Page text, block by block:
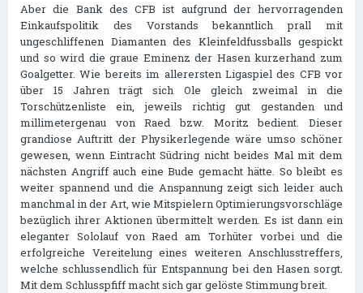
Aber die Bank des CFB ist aufgrund der hervorragenden
Einkaufspolitik des Vorstands bekanntlich prall mit
ungeschliffenen Diamanten des Kleinfeldfussballs gespickt
und so wird die graue Eminenz der Hasen kurzerhand zum
Goalgetter. Wie bereits im allerersten Ligaspiel des CFB vor
über 15 Jahren trägt sich Ole gleich zweimal in die
Torschützenliste ein, jeweils richtig gut gestanden und
millimetergenau von Raed bzw. Moritz bedient. Dieser
grandiose Auftritt der Physikerlegende wäre umso schöner
gewesen, wenn Eintracht Südring nicht beides Mal mit dem
nächsten Angriff auch eine Bude gemacht hätte. So bleibt es
weiter spannend und die Anspannung zeigt sich leider auch
manchmal in der Art, wie Mitspielern Optimierungsvorschläge
bezüglich ihrer Aktionen übermittelt werden. Es ist dann ein
eleganter Sololauf von Raed am Torhüter vorbei und die
erfolgreiche Vereitelung eines weiteren Anschlusstreffers,
welche schlussendlich für Entspannung bei den Hasen sorgt.
Mit dem Schlusspfiff macht sich gar gelöste Stimmung breit.